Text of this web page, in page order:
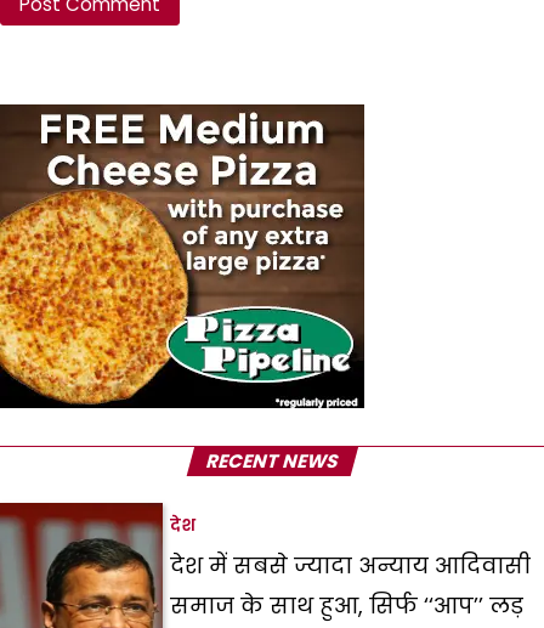
RECENT NEWS
देश
देश में सबसे ज्यादा अन्याय आदिवासी
समाज के साथ हुआ, सिर्फ ‘‘आप’’ लड़